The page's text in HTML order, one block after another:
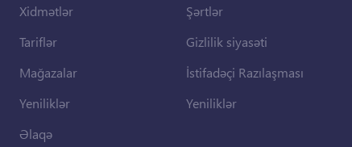
Xidmətlər
Tariflər
Mağazalar
Yeniliklər
Əlaqə
Şərtlər
Gizlilik siyasəti
İstifadəçi Razılaşması
Yeniliklər